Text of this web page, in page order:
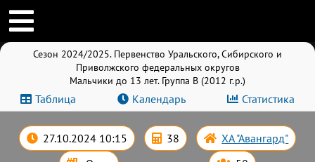
Сезон 2024/2025. Первенство Уральского, Сибирского и
Приволжского федеральных округов
Мальчики до 13 лет. Группа B (2012 г.р.)
Таблица Календарь Статистика
27.10.2024 10:15 38 ХА "Авангард"